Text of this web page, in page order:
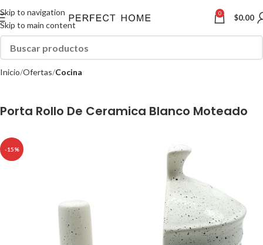
Skip to navigation
Skip to main content
0 $0.00
Inicio Ofertas Cocina
Porta Rollo De Ceramica Blanco Moteado
-15%